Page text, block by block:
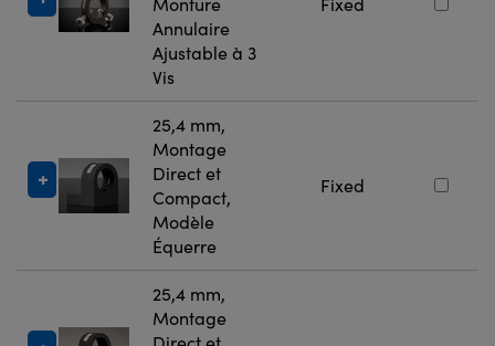
Annulaire
Ajustable à 3
Vis
25,4 mm,
Montage
Direct et
Compact,
Modèle
Équerre
Fixed
25,4 mm,
Montage